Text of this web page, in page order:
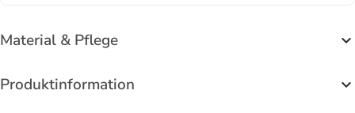
Material & Pflege
Produktinformation